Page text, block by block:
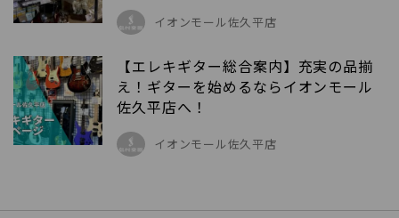
イオンモール佐久平店
【エレキギター総合案内】充実の品揃
え！ギターを始めるならイオンモール
佐久平店へ！
イオンモール佐久平店